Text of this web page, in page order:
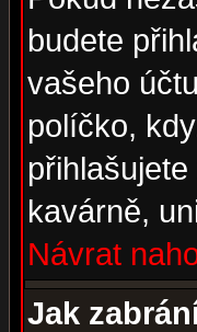
budete
vašeho
políčko,
kavárně,
Návrat
Jak